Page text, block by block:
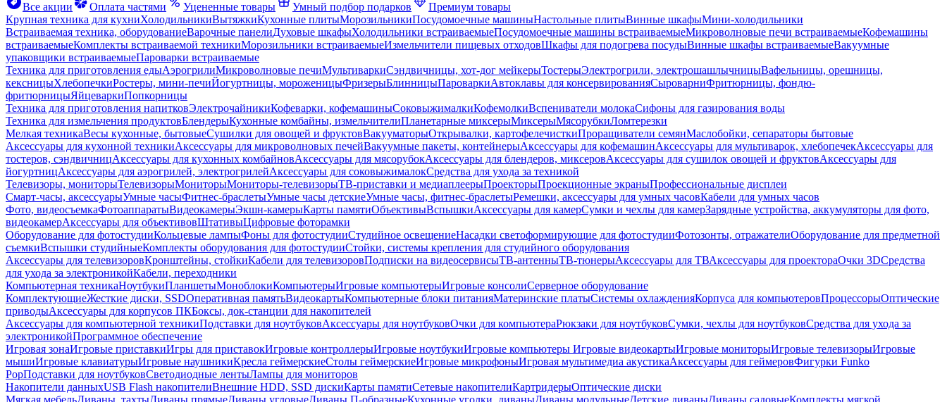
Все акции
Оплата частями Уцененные товары Умный подбор подарков
Премиум товары
Крупная техника для кухниХолодильникиВытяжкиКухонные плитыМорозильникиПосудомоечные машиныНастольные плитыВинные шкафыМини-холодильники
Встраиваемая техника, оборудованиеВарочные панелиДуховые шкафыХолодильники встраиваемыеПосудомоечные машины встраиваемыеМикроволновые печи встраиваемыеКофемашины
встраиваемыеКомплекты встраиваемой техникиМорозильники встраиваемыеИзмельчители пищевых отходовШкафы для подогрева посудыВинные шкафы встраиваемыеВакуумные
упаковщики встраиваемыеПароварки встраиваемые
Техника для приготовления едыАэрогрилиМикроволновые печиМультиваркиСэндвичницы, хот-дог мейкерыТостерыЭлектрогрили, электрошашлычницыВафельницы, орешницы,
кексницыХлебопечкиРостеры, мини-печиЙогуртницы, мороженицыФризерыБлинницыПароваркиАвтоклавы для консервированияСыроварниФритюрницы, фондю-
фритюрницыЯйцеваркиПопкорницы
Техника для приготовления напитковЭлектрочайникиКофеварки, кофемашиныСоковыжималкиКофемолкиВспениватели молокаСифоны для газирования воды
Техника для измельчения продуктовБлендерыКухонные комбайны, измельчителиПланетарные миксерыМиксерыМясорубкиЛомтерезки
Мелкая техникаВесы кухонные, бытовыеСушилки для овощей и фруктовВакууматорыОткрывалки, картофелечисткиПроращиватели семянМаслобойки, сепараторы бытовые
Аксессуары для кухонной техникиАксессуары для микроволновых печейВакуумные пакеты, контейнерыАксессуары для кофемашинАксессуары для мультиварок, хлебопечекАксессуары для
тостеров, сэндвичницАксессуары для кухонных комбайновАксессуары для мясорубокАксессуары для блендеров, миксеровАксессуары для сушилок овощей и фруктовАксессуары для
йогуртницАксессуары для аэрогрилей, электрогрилейАксессуары для соковыжималокСредства для ухода за техникой
Телевизоры, мониторыТелевизорыМониторыМониторы-телевизорыТВ-приставки и медиаплеерыПроекторыПроекционные экраныПрофессиональные дисплеи
Смарт-часы, аксессуарыУмные часыФитнес-браслетыУмные часы детскиеУмные часы, фитнес-браслетыРемешки, аксессуары для умных часовКабели для умных часов
Фото, видеосъемкаФотоаппаратыВидеокамерыЭкшн-камерыКарты памятиОбъективыВспышкиАксессуары для камерСумки и чехлы для камерЗарядные устройства, аккумуляторы для фото,
видеокамерАксессуары для объективовШтативыЦифровые фоторамки
Оборудование для фотостудииКольцевые лампыФоны для фотостудииСтудийное освещениеНасадки светоформирующие для фотостудииФотозонты, отражателиОборудование для предметной
съемкиВспышки студийныеКомплекты оборудования для фотостудииСтойки, системы крепления для студийного оборудования
Аксессуары для телевизоровКронштейны, стойкиКабели для телевизоровПодписки на видеосервисыТВ-антенныТВ-тюнерыАксессуары для ТВАксессуары для проектораОчки 3DСредства
для ухода за электроникойКабели, переходники
Компьютерная техникаНоутбукиПланшетыМоноблокиКомпьютерыИгровые компьютерыИгровые консолиСерверное оборудование
КомплектующиеЖесткие диски, SSDОперативная памятьВидеокартыКомпьютерные блоки питанияМатеринские платыСистемы охлажденияКорпуса для компьютеровПроцессорыОптические
приводыАксессуары для корпусов ПКБоксы, док-станции для накопителей
Аксессуары для компьютерной техникиПодставки для ноутбуковАксессуары для ноутбуковОчки для компьютераРюкзаки для ноутбуковСумки, чехлы для ноутбуковСредства для ухода за
электроникойПрограммное обеспечение
Игровая зонаИгровые приставкиИгры для приставокИгровые контроллерыИгровые ноутбукиИгровые компьютеры Игровые видеокартыИгровые мониторыИгровые телевизорыИгровые
мышиИгровые клавиатурыИгровые наушникиКресла геймерскиеСтолы геймерскиеИгровые микрофоныИгровая мультимедиа акустикаАксессуары для геймеровФигурки Funko
PopПодставки для ноутбуковСветодиодные лентыЛампы для мониторов
Накопители данныхUSB Flash накопителиВнешние HDD, SSD дискиКарты памятиСетевые накопителиКартридерыОптические диски
Мягкая мебельДиваны, тахтыДиваны прямыеДиваны угловыеДиваны П-образныеКухонные уголки, диваныДиваны модульныеДетские диваныДиваны садовыеКомплекты мягкой